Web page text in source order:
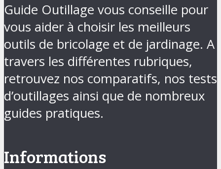
Guide Outillage vous conseille pour
vous aider à choisir les meilleurs
outils de bricolage et de jardinage. A
travers les différentes rubriques,
retrouvez nos comparatifs, nos tests
d’outillages ainsi que de nombreux
guides pratiques.
Informations